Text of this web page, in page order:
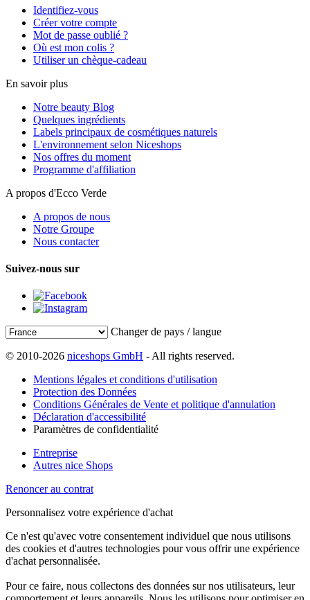
Identifiez-vous
Créer votre compte
Mot de passe oublié ?
Où est mon colis ?
Utiliser un chèque-cadeau
En savoir plus
Notre beauty Blog
Quelques ingrédients
Labels principaux de cosmétiques naturels
L'environnement selon Niceshops
Nos offres du moment
Programme d'affiliation
A propos d'Ecco Verde
A propos de nous
Notre Groupe
Nous contacter
Suivez-nous sur
Changer de pays / langue
© 2010-2026 niceshops GmbH - All rights reserved.
Mentions légales et conditions d'utilisation
Protection des Données
Conditions Générales de Vente et politique d'annulation
Déclaration d'accessibilité
Paramètres de confidentialité
Entreprise
Autres nice Shops
Renoncer au contrat
Personnalisez votre expérience d'achat
Ce n'est qu'avec votre consentement individuel que nous utilisons
des cookies et d'autres technologies pour vous offrir une expérience
d'achat personnalisée.
Pour ce faire, nous collectons des données sur nos utilisateurs, leur